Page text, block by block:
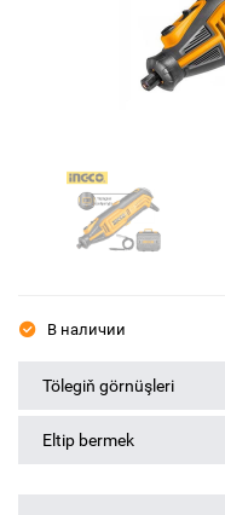
В наличии
Tölegiň görnüşleri
Eltip bermek